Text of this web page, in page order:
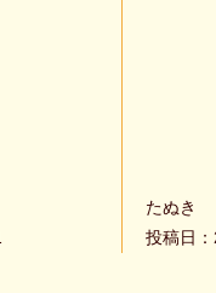
たぬき
投稿日